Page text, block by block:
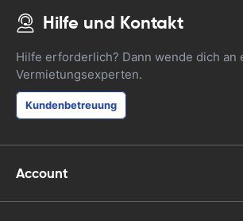
Hilfe und Kontakt
Hilfe erforderlich? Dann wende dich an
Vermietungsexperten.
Kundenbetreuung
Account